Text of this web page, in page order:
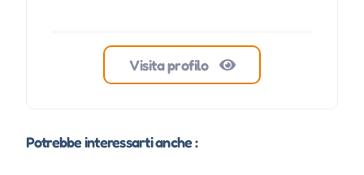
Visita profilo
Potrebbe interessarti anche :